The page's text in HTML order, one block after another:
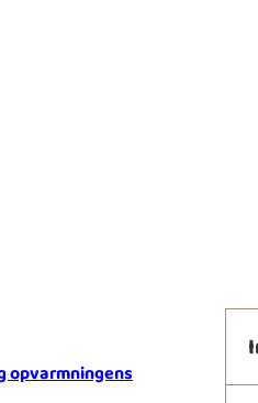
opvarmningens